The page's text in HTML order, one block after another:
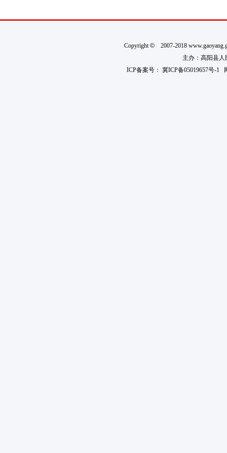
Copyright©2007-2018
主办：高阳县人
ICP备案号： 冀ICP备05019657号-1网